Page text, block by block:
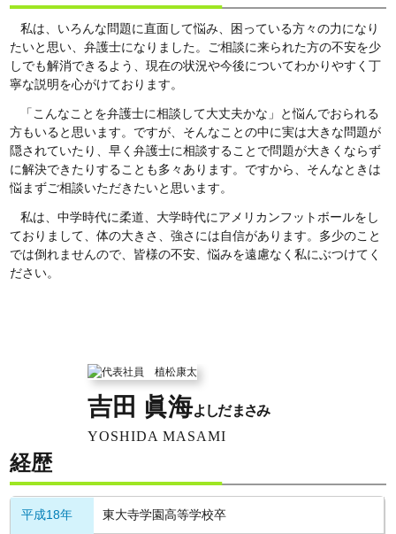
私は、いろんな問題に直面して悩み、困っている方々の力になり
たいと思い、弁護士になりました。ご相談に来られた方の不安を少
しでも解消できるよう、現在の状況や今後についてわかりやすく丁
寧な説明を心がけております。
「こんなことを弁護士に相談して大丈夫かな」と悩んでおられる
方もいると思います。ですが、そんなことの中に実は大きな問題が
隠されていたり、早く弁護士に相談することで問題が大きくならず
に解決できたりすることも多々あります。ですから、そんなときは
悩まずご相談いただきたいと思います。
私は、中学時代に柔道、大学時代にアメリカンフットボールをし
ておりまして、体の大きさ、強さには自信があります。多少のこと
では倒れませんので、皆様の不安、悩みを遠慮なく私にぶつけてく
ださい。
吉田 眞海よしだ まさみ
YOSHIDA MASAMI
経歴
平成18年 東大寺学園高等学校卒